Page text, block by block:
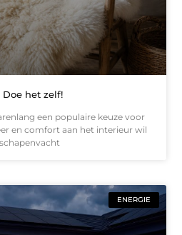
Doe het zelf!
een populaire keuze voor
en comfort aan het interieur wil
ENERGIE